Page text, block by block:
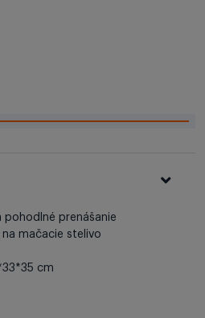
pohodlné prenášanie
mačacie stelivo
cm